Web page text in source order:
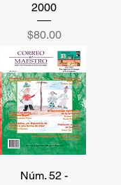
2000
Precio
$80.00
Núm. 52 -